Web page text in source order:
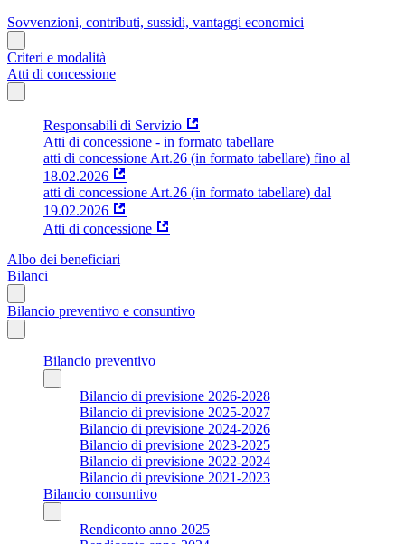
Sovvenzioni, contributi, sussidi, vantaggi economici
Criteri e modalità
Atti di concessione
Responsabili di Servizio
Atti di concessione - in formato tabellare
atti di concessione Art.26 (in formato tabellare) fino al
18.02.2026
atti di concessione Art.26 (in formato tabellare) dal
19.02.2026
Atti di concessione
Albo dei beneficiari
Bilanci
Bilancio preventivo e consuntivo
Bilancio preventivo
Bilancio di previsione 2026-2028
Bilancio di previsione 2025-2027
Bilancio di previsione 2024-2026
Bilancio di previsione 2023-2025
Bilancio di previsione 2022-2024
Bilancio di previsione 2021-2023
Bilancio consuntivo
Rendiconto anno 2025